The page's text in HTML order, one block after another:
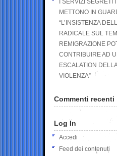
I SERVIZI SEGRETI
METTONO IN
“L’INSISTENZA
RADICALE SUL
REMIGRAZIONE
CONTRIBUIRE AD
ESCALATION DELLA
VIOLENZA”
Commenti recenti
Log In
Accedi
Feed dei contenuti